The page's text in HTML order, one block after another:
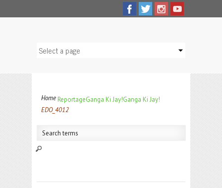
HomeReportageGanga Ki Jay!Ganga Ki Jay!
EDO_4012